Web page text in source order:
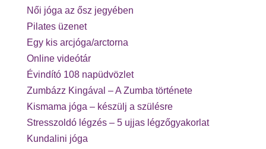
Női jóga az ősz jegyében
Pilates üzenet
Egy kis arcjóga/arctorna
Online videótár
Évindító 108 napüdvözlet
Zumbázz Kingával – A Zumba története
Kismama jóga – készülj a szülésre
Stresszoldó légzés – 5 ujjas légzőgyakorlat
Kundalini jóga